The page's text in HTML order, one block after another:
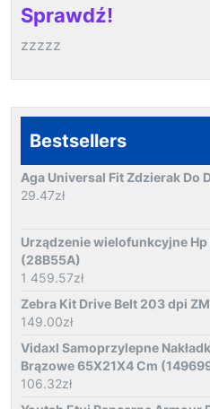
Sprawdź!
zzzzz
Bestsellers
Aga Universal Fit Zdzierak Do
29.47zł
Urządzenie wielofunkcyjne
(28B55A)
1 459.57zł
Zebra Kit Drive Belt 203 dpi
149.00zł
Vidaxl Samoprzylepne
Brązowe 65X21X4 Cm
106.32zł